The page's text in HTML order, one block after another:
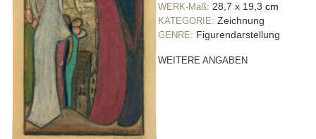
WERK-Maß: 28,7 x 19,3 cm
KATEGORIE: Zeichnung
GENRE: Figurendarstellung
WEITERE ANGABEN